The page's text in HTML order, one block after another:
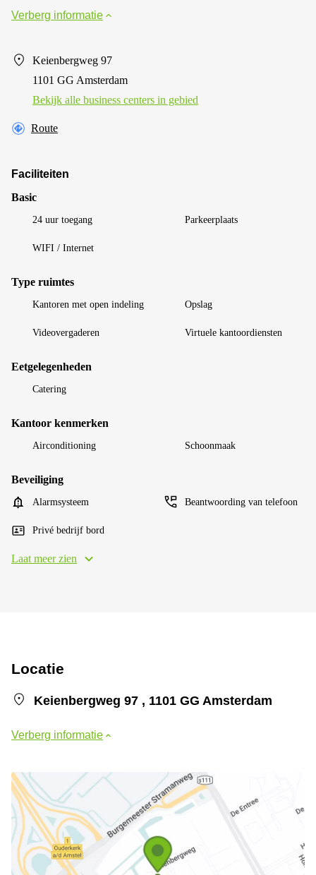
Verberg informatie
Keienbergweg 97
1101 GG Amsterdam
Bekijk alle business centers in gebied
Route
Faciliteiten
Basic
24 uur toegang Parkeerplaats
WIFI / Internet
Type ruimtes
Kantoren met open indeling Opslag
Videovergaderen Virtuele kantoordiensten
Eetgelegenheden
Catering
Kantoor kenmerken
Airconditioning Schoonmaak
Beveiliging
Alarmsysteem Beantwoording van telefoon
Privé bedrijf bord
Laat meer zien
Locatie
Keienbergweg 97 , 1101 GG Amsterdam
Verberg informatie